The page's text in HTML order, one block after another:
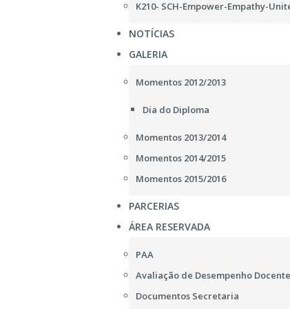
K210- SCH-Empower-Empathy-
NOTÍCIAS
GALERIA
Momentos 2012/2013
Dia do Diploma
Momentos 2013/2014
Momentos 2014/2015
Momentos 2015/2016
PARCERIAS
ÁREA RESERVADA
PAA
Avaliação de Desempenho Docente
Documentos Secretaria